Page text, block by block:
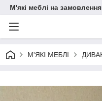
М'які меблі на
М'ЯКІ МЕБЛІ